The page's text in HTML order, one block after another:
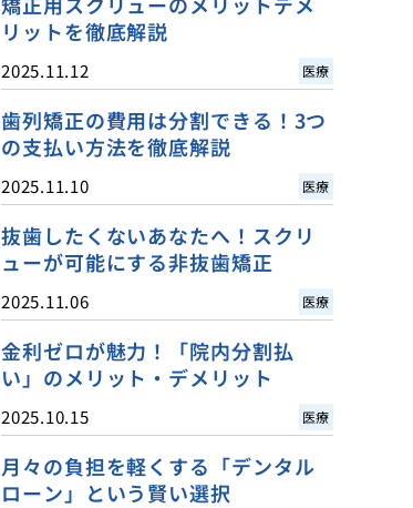
リットを徹底解説
2025.11.12 医療
歯列矯正の費用は分割できる！3つ
の支払い方法を徹底解説
2025.11.10 医療
抜歯したくないあなたへ！スクリ
ューが可能にする非抜歯矯正
2025.11.06 医療
金利ゼロが魅力！「院内分割払
い」のメリット・デメリット
2025.10.15 医療
月々の負担を軽くする「デンタル
ローン」という賢い選択